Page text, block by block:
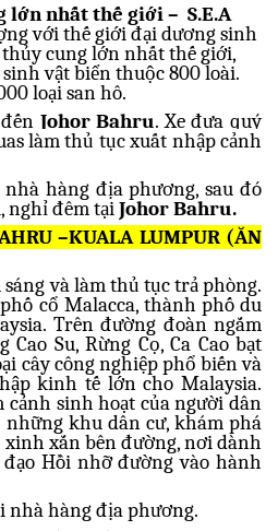
lớn nhất thế giới – S.E.A
với thế giới đại dương sinh
cung lớn nhất thế giới,
vật biển thuộc 800 loài.
loại san hô.
Johor Bahru. Xe đưa quý
làm thủ tục xuất nhập cảnh
hàng địa phương, sau đó
nghỉ đêm tạiJohor Bahru.
–KUALA LUMPUR (ĂN
và làm thủ tục trả phòng.
cổ Malacca, thành phố du
Trên đường đoàn ngắm
Su, Rừng Cọ, Ca Cao bạt
cây công nghiệp phổ biến và
kinh tế lớn cho Malaysia.
cảnh sinh hoạt của người dân
khu dân cư, khám phá
xắn bên đường, nơi dành
Hồi nhỡ đường vào hành
nhà hàng địa phương.